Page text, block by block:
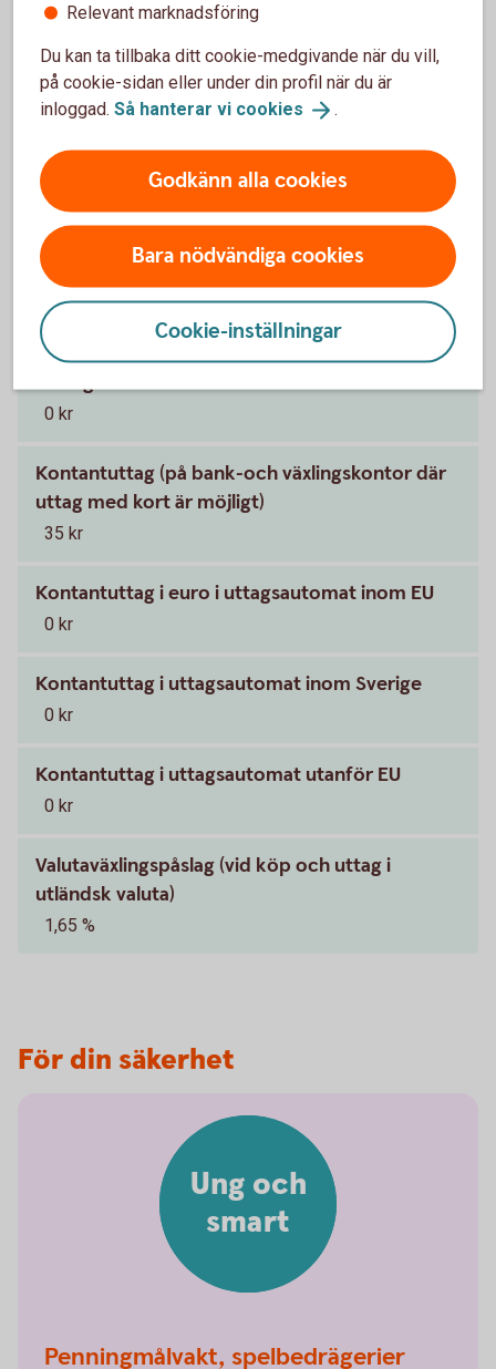
Ersätt trasigt eller borttappat kort
Om ditt kort är trasigt, slitet eller kommit bort kan du
Trasigt kort? Skaffaersättningskort
Pris för Mastercard ung
Årsavgift
0 kr
Kontantuttag (på bank-och växlingskontor där
uttag med kort är möjligt)
35 kr
Kontantuttag i euro i uttagsautomat inom EU
0 kr
Kontantuttag i uttagsautomat inom Sverige
0 kr
Kontantuttag i uttagsautomat utanför EU
0 kr
Valutaväxlingspåslag (vid köp och uttag i
utländsk valuta)
1,65 %
För din säkerhet
Penningmålvakt, spelbedrägerier
Ung och
smart
Relevant marknadsföring
Du kan ta tillbaka ditt cookie-medgivande när du vill,
på cookie-sidan eller under din profil när du är
inloggad. Så hanterar vi cookies .
Godkänn alla cookies
Bara nödvändiga cookies
Cookie-inställningar